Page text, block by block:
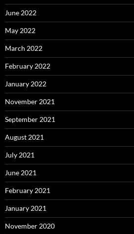
June 2022
May 2022
March 2022
February 2022
January 2022
November 2021
September 2021
August 2021
July 2021
June 2021
February 2021
January 2021
November 2020